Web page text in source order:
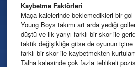
Kaybetme Faktörleri
Maça kalelerinde beklemedikleri bir
Young Boys takımı art arda yediği
düştü ve ilk yarıyı farklı bir skor ile
taktik değişikliğe gitse de oyunun içine
farklı bir skor ile kaybetmekten
Talha kalesinde çok fazla tehlikeli